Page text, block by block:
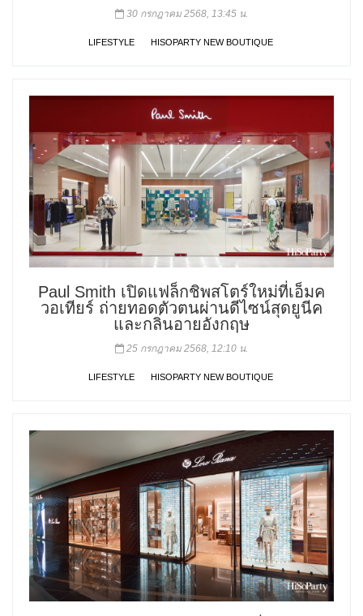
30 กรกฎาคม 2568, 13:45 น.
LIFESTYLE HISOPARTY NEW BOUTIQUE
Paul Smith เปิดแฟล็กชิพสโตร์ใหม่ที่เอ็มค
วอเทียร์ ถ่ายทอดตัวตนผ่านดีไซน์สุดยูนีค
และกลิ่นอายอังกฤษ
25 กรกฎาคม 2568, 12:10 น.
LIFESTYLE HISOPARTY NEW BOUTIQUE